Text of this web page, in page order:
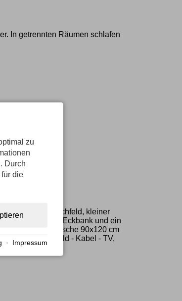
In getrennten Räumen schlafen
Ceran-Kochfeld, kleiner
ein Esstisch mit Eckbank und ein
eine große Dusche 90x120 cm
sowie Flachbild - Kabel - TV,
zu
Durch
die
· Impressum